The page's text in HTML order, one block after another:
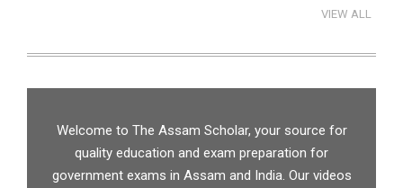
VIEW ALL
Welcome to The Assam Scholar, your source for
quality education and exam preparation for
government exams in Assam and India. Our videos